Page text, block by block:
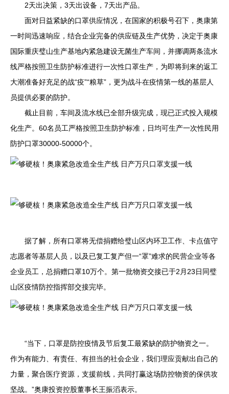
2天出决策，3天出设备，7天出产品。
面对日益紧缺的口罩供应情况，在国家的积极号召下，奥康第
一时间迅速响应，结合企业完备的供应链及生产优势，决定于奥康
国际重庆璧山生产基地内紧急建设无菌生产车间，并挪调两条流水
线严格按照卫生防护标准进行一次性口罩生产，为即将到来的返工
大潮准备好充足的战“疫”“粮草”，更为战斗在疫情第一线的基层人
员提供必要的防护。
截止目前，车间及流水线已全部升级完成，现已正式投入规模
化生产。60名员工严格按照卫生防护标准，日均可生产一次性民用
防护口罩30000-50000个。
据了解，所有口罩将无偿捐赠给璧山区内环卫工作、卡点值守
志愿者等基层人员，以及已复工复产但一“罩”难求的民营企业等各
企业员工，总捐赠口罩10万个。第一批物资交接已于2月23日同璧
山区疫情防控指挥部交接完毕。
“当下，口罩是防控疫情及节后复工最紧缺的防护物资之一。
作为有能力、有责任、有担当的社会企业，我们理应贡献出自己的
力量，聚合医疗资源，支援前线，共同打赢这场防控物资的保供攻
坚战。”奥康投资控股董事长王振滔表示。